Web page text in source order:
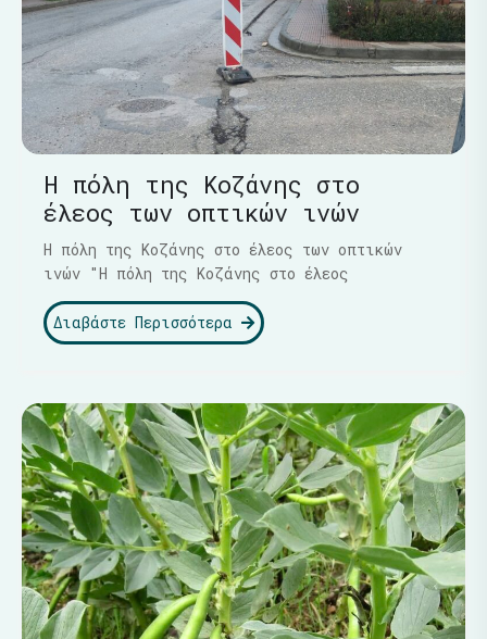
Η πόλη της Κοζάνης στο
έλεος των οπτικών ινών
Η πόλη της Κοζάνης στο έλεος των οπτικών
ινών "Η πόλη της Κοζάνης στο έλεος
Διαβάστε Περισσότερα